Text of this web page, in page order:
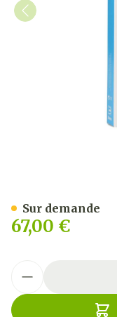
67,00 €
Sur demande